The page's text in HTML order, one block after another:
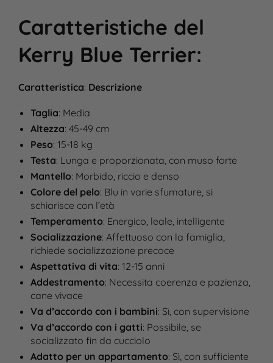
Caratteristiche del
Kerry Blue Terrier:
Caratteristica: Descrizione
Taglia: Media
Altezza: 45-49 cm
Peso: 15-18 kg
Testa: Lunga e proporzionata, con muso forte
Mantello: Morbido, riccio e denso
Colore del pelo: Blu in varie sfumature, si
schiarisce con l’età
Temperamento: Energico, leale, intelligente
Socializzazione: Affettuoso con la famiglia,
richiede socializzazione precoce
Aspettativa di vita: 12-15 anni
Addestramento: Necessita coerenza e pazienza,
cane vivace
Va d’accordo con i bambini: Sì, con supervisione
Va d’accordo con i gatti: Possibile, se
socializzato fin da cucciolo
Adatto per un appartamento: Sì, con sufficiente